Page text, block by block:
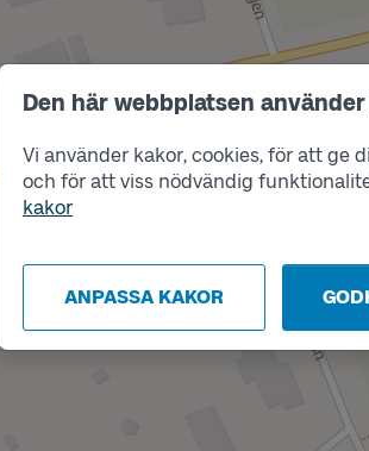
Den här webbplatsen
Vi använder kakor, cookies, för att ge
och för att viss nödvändig
kakor
ANPASSA KAKOR